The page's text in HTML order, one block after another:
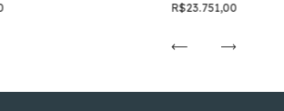
R$23.751,00